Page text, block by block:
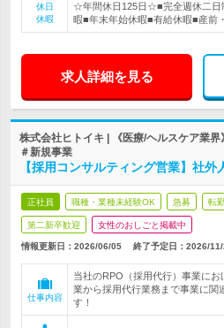
休日
休暇
☆年間休日125日☆■完全週休二日
暇■年末年始休暇■有給休暇■産前
求人詳細を見る
株式会社ヒトイキ | 《医療/ヘルスケア業
＃新規事業
【採用コンサルティング営業】社
正社員 職種・業種未経験OK 急募 転
第二新卒歓迎 女性のおしごと掲載中
情報更新日：2026/06/05 終了予定日： 2026/11/
仕事内容
当社のRPO（採用代行）事業に
業から採用代行業務まで事業に関
す！